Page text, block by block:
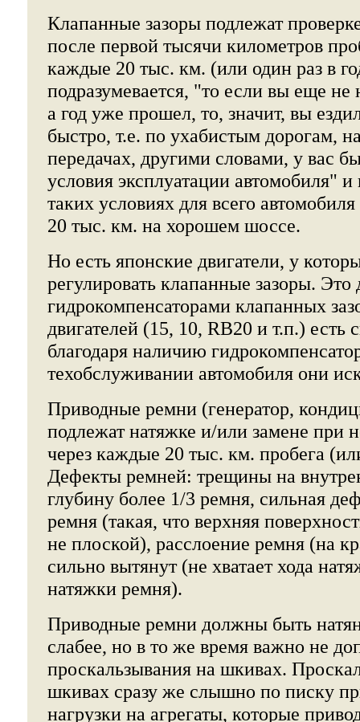
Клапанные зазоры подлежат
после первой тысячи километров
каждые 20 тыс. км. (или один раз в
подразумевается, "то если вы еще
а год уже прошел, то, значит, вы
быстро, т.е. по ухабистым дорогам,
передачах, другими словами, у вас
условия эксплуатации автомобиля"
таких условиях для всего
20 тыс. км. на хорошем шоссе.
Но есть японские двигатели, у
регулировать клапанные зазоры. Это
гидрокомпенсаторами клапанных
двигателей (15, 10, RВ20 и т.п.) есть
благодаря наличию
техобслуживании автомобиля они
Приводные ремни (генератор,
подлежат натяжке и/или замене при
через каждые 20 тыс. км. пробега
Дефекты ремней: трещины на
глубину более 1/3 ремня, сильная
ремня (такая, что верхняя
не плоской), расслоение ремня (на
сильно вытянут (не хватает хода
натяжки ремня).
Приводные ремни должны быть
слабее, но в то же время важно не
проскальзывания на шкивах.
шкивах сразу же слышно по писку
нагрузки на агрегаты, которые